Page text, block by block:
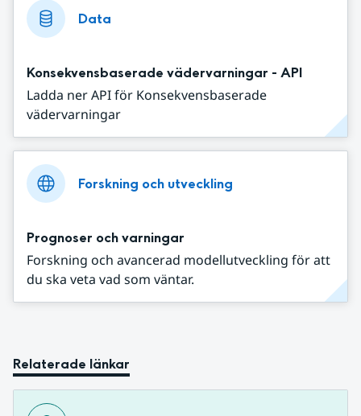
Data
Konsekvensbaserade vädervarningar - API
Ladda ner API för Konsekvensbaserade
vädervarningar
Forskning och utveckling
Prognoser och varningar
Forskning och avancerad modellutveckling för att
du ska veta vad som väntar.
Relaterade länkar